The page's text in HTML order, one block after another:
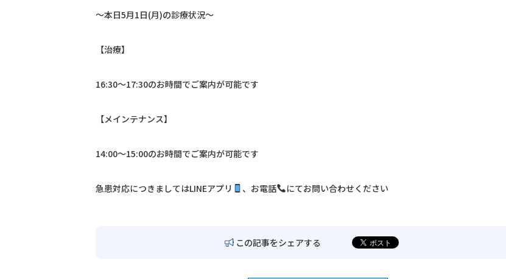
〜本日5月1日(月)の診療状況〜
【治療】
16:30〜17:30のお時間でご案内が可能です
【メインテナンス】
14:00〜15:00のお時間でご案内が可能です
急患対応につきましてはLINEアプリ 、お電話 にてお問い合わせください
この記事をシェアする